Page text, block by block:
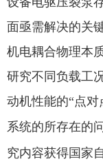
面亟需解决的关
机电耦合物理本
研究不同负载工
动机性能的“点
系统的所存在的
究内容获得国家